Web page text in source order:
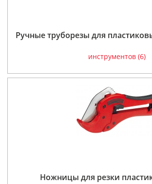
Ручные труборезы для
инструментов (6)
Ножницы для резки